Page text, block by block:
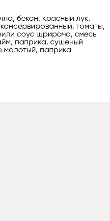
бекон, красный лук,
томаты,
соус шрирача, смесь
паприка, сушеный
молотый, паприка